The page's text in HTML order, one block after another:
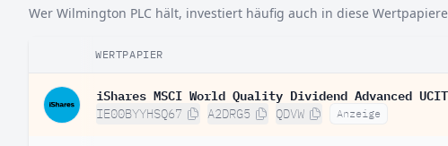
Wer Wilmington PLC hält, investiert häufig auch in diese
WERTPAPIER
iShares MSCI World Quality Dividend Advanced
IE00BYYHSQ67 A2DRG5 QDVW Anzeige